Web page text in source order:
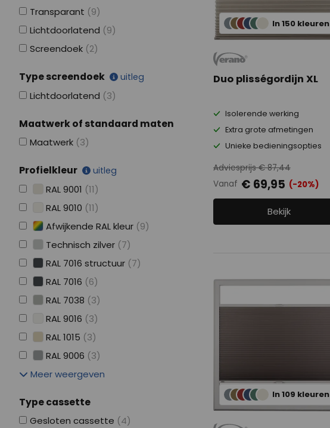
Transparant (9)
Lichtdoorlatend (9)
Screendoek (2)
Type screendoek uitleg
Lichtdoorlatend (3)
Maatwerk of standaard maten
Maatwerk (3)
Profielkleur uitleg
RAL 9001 (11)
RAL 9010 (11)
Afwijkende RAL kleur (9)
Technisch zilver (7)
RAL 7016 structuur (7)
RAL 7016 (6)
RAL 7038 (3)
RAL 9016 (3)
RAL 1015 (3)
RAL 9006 (3)
Meer weergeven
Type cassette
Gesloten cassette (4)
In 150 kleuren
Duo plisségordijn XL
Isolerende werking
Extra grote afmetingen
Unieke bedieningsopties
Adviesprijs € 87,44
Vanaf € 69,95 (-20%)
Bekijk
In 109 kleuren